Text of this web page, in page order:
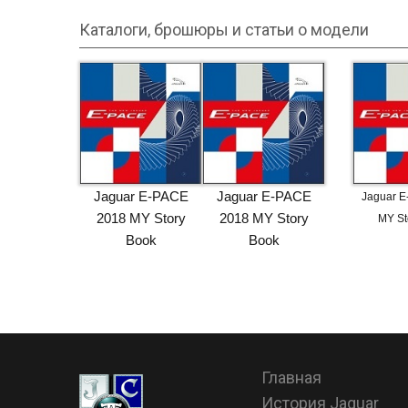
Каталоги, брошюры и статьи о модели
Jaguar E-PACE
2018 MY Story
Book
Jaguar E-PACE
2018 MY Story
Book
Jaguar
MY
Главная
История Jaguar